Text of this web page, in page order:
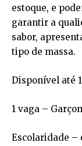
estoque, e
garantir a
sabor,
tipo de massa.
Disponível até
1 vaga –
Escolaridade –